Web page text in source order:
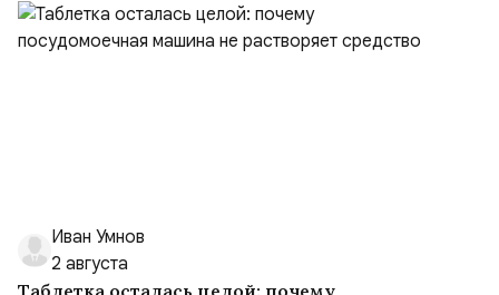
Иван Умнов
2 августа
Таблетка осталась целой: почему